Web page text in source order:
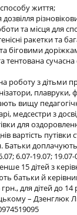
життя;
та місця для
ракетки та
біговими
тентована
з дітьми
вищу
медсестри з
для
вартість
Батьки
6.07-19.07;
15 дітей з
батьки й
для дітей до 14
– Дзенглюк